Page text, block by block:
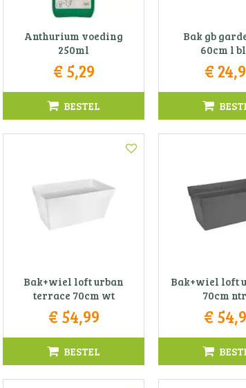
Anthurium voeding
250ml
€ 5,29
BESTEL
Bak gb
60cm l
€ 24,
Bak+wiel loft urban
terrace 70cm wt
€ 54,99
BESTEL
Bak+wiel loft
70cm
€ 54,